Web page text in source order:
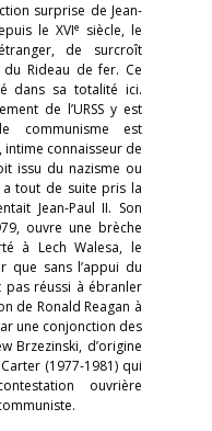
surprise de Jean-
le XVIe siècle, le
de surcroît
Rideau de fer. Ce
dans sa totalité ici.
de l’URSS y est
communisme est
connaisseur de
issu du nazisme ou
a tout de suite pris la
Jean-Paul II. Son
ouvre une brèche
à Lech Walesa, le
que sans l’appui du
pas réussi à ébranler
de Ronald Reagan à
une conjonction des
Brzezinski, d’origine
(1977-1981) qui
ouvrière